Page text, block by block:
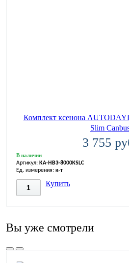
Комплект ксенона
Slim
3 755
В наличии
Артикул: KA-HB3-8000KSLC
Ед. измерения: к-т
Купить
Вы уже смотрели